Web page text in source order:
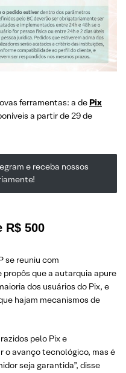
ferramentas: a de Pix
a partir de 29 de
e receba nossos
R$ 500
se reuniu com
que a autarquia apure
dos usuários do Pix, e
hajam mecanismos de
pelo Pix e
o avanço tecnológico, mas é
seja garantida”, disse